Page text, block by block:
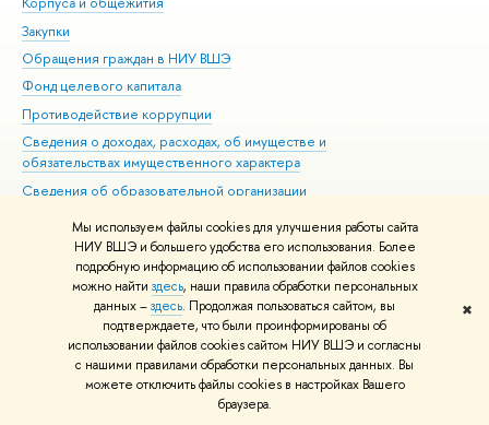
Мы используем файлы cookies для улучшения работы сайта
НИУ ВШЭ и большего удобства его использования. Более
подробную информацию об использовании файлов cookies
можно найти здесь, наши правила обработки персональных
данных –здесь. Продолжая пользоваться сайтом, вы
подтверждаете, что были проинформированы об
использовании файлов cookies сайтом НИУ ВШЭ и согласны
с нашими правилами обработки персональных данных. Вы
можете отключить файлы cookies в настройках Вашего
браузера.
✖
Закупки
Обращения граждан в НИУ ВШЭ
Фонд целевого капитала
Противодействие коррупции
Сведения о доходах, расходах, об имуществе и
обязательствах имущественного характера
Сведения об образовательной организации
Людям с ограниченными возможностями здоровья
Единая платежная страница
Работа в Вышке
© НИУ ВШЭ 1993–2026 Адреса и контакты Условия использования
материалов Политика конфиденциальности Карта сайта
Шрифты HSE Sans и HSE Slab разработаны вШколе дизайна НИУ ВШЭ